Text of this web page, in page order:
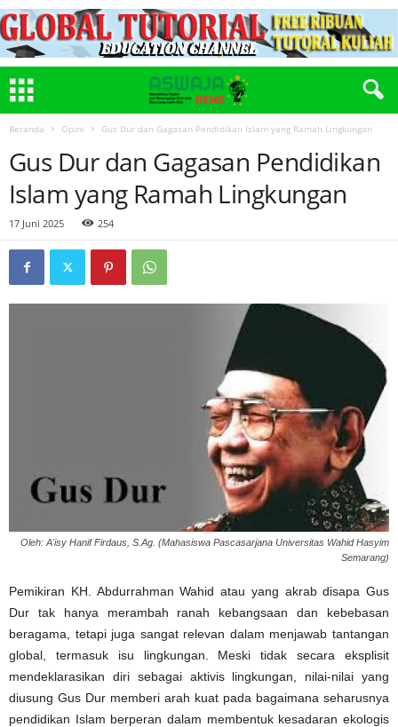
Beranda Opini Gus Dur dan Gagasan Pendidikan Islam yang Ramah Lingkungan
Gus Dur dan Gagasan Pendidikan
Islam yang Ramah Lingkungan
17 Juni 2025 254
Oleh: A'isy Hanif Firdaus, S.Ag. (Mahasiswa Pascasarjana Universitas Wahid Hasyim
Semarang)
Pemikiran KH. Abdurrahman Wahid atau yang akrab disapa Gus
Dur tak hanya merambah ranah kebangsaan dan kebebasan
beragama, tetapi juga sangat relevan dalam menjawab tantangan
global, termasuk isu lingkungan. Meski tidak secara eksplisit
mendeklarasikan diri sebagai aktivis lingkungan, nilai-nilai yang
diusung Gus Dur memberi arah kuat pada bagaimana seharusnya
pendidikan Islam berperan dalam membentuk kesadaran ekologis